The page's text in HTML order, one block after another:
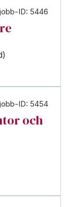
jobb-ID: 5446
jobb-ID: 5454
och